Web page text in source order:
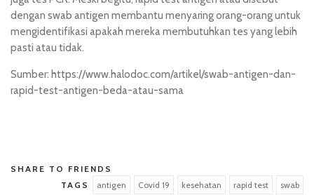
dengan swab antigen membantu menyaring orang-orang untuk
mengidentifikasi apakah mereka membutuhkan tes yang lebih
pasti atau tidak.
Sumber: https://www.halodoc.com/artikel/swab-antigen-dan-
rapid-test-antigen-beda-atau-sama
SHARE TO FRIENDS
TAGS
antigen Covid 19 kesehatan rapid test swab